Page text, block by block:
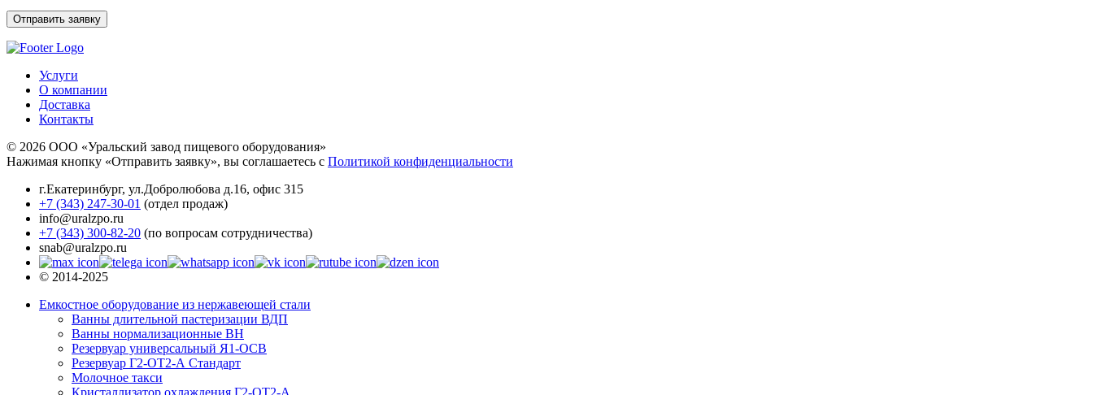
Услуги
О компании
Доставка
Контакты
© 2026 ООО «Уральский завод пищевого оборудования»
Нажимая кнопку «Отправить заявку», вы соглашаетесь с Политикой конфиденциальности
г.Екатеринбург, ул.Добролюбова д.16, офис 315
+7 (343) 247-30-01 (отдел продаж)
info@uralzpo.ru
+7 (343) 300-82-20 (по вопросам сотрудничества)
snab@uralzpo.ru
© 2014-2025
Емкостное оборудование из нержавеющей стали
Ванны длительной пастеризации ВДП
Ванны нормализационные ВН
Резервуар универсальный Я1-ОСВ
Резервуар Г2-ОТ2-А Стандарт
Молочное такси
Кристаллизатор охлаждения Г2-ОТ2-А